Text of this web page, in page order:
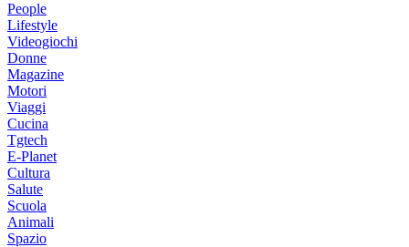
People
Lifestyle
Videogiochi
Donne
Magazine
Motori
Viaggi
Cucina
Tgtech
E-Planet
Cultura
Salute
Scuola
Animali
Spazio